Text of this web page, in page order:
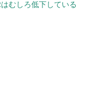
むしろ低下している